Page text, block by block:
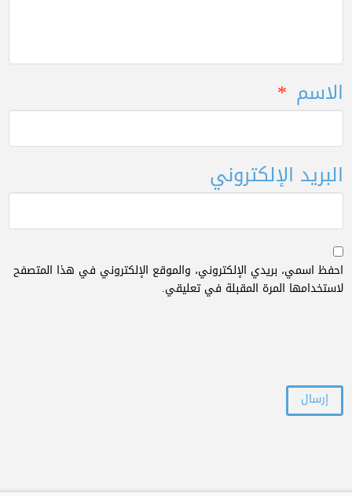
الاسم *
البريد الإلكتروني
احفظ اسمي، بريدي الإلكتروني، والموقع الإلكتروني في هذا المتصفح
لاستخدامها المرة المقبلة في تعليقي.